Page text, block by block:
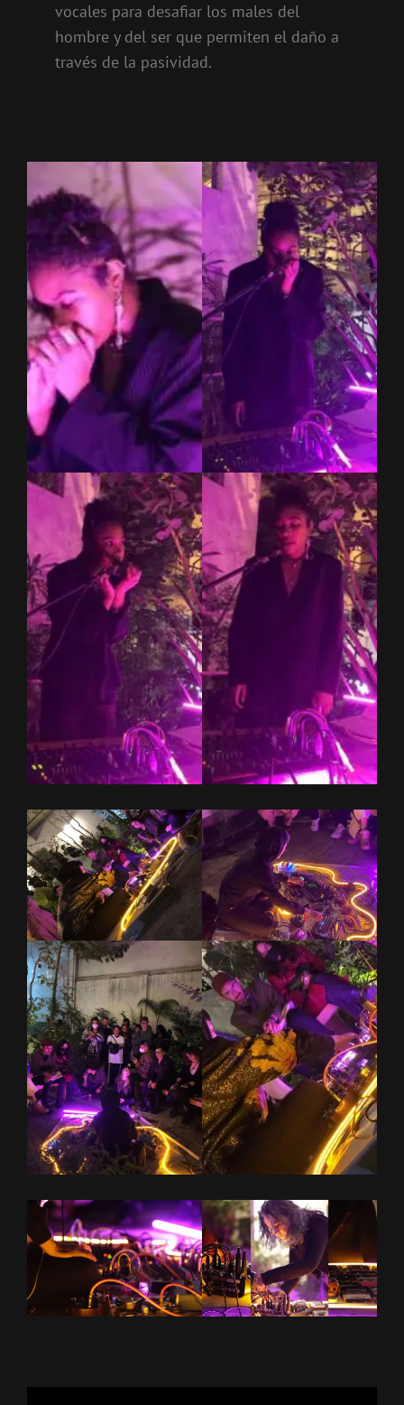
vocales para desafiar los males del
hombre y del ser que permiten el daño a
través de la pasividad.